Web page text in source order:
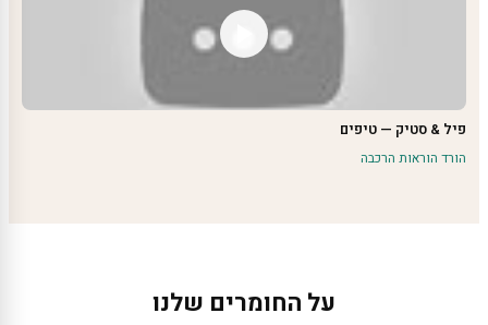
פיל & סטיק — טיפים
הורד הוראות הרכבה
על החומרים שלנו